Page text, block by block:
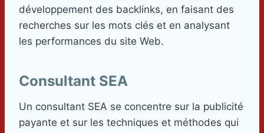
développement des backlinks, en faisant des
recherches sur les mots clés et en analysant
les performances du site Web.
Consultant SEA
Un consultant SEA se concentre sur la publicité
payante et sur les techniques et méthodes qui